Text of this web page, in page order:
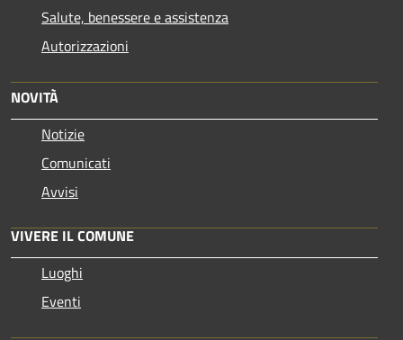
Salute, benessere e assistenza
Autorizzazioni
NOVITÀ
Notizie
Comunicati
Avvisi
VIVERE IL COMUNE
Luoghi
Eventi